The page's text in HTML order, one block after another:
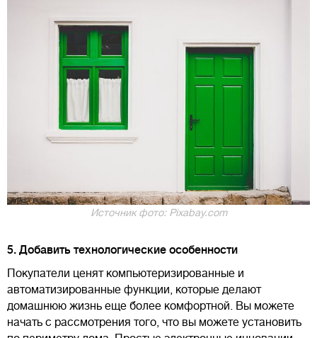
Источник фото: Pixabay.com
5. Добавить технологические особенности
Покупатели ценят компьютеризированные и
автоматизированные функции, которые делают
домашнюю жизнь еще более комфортной. Вы можете
начать с рассмотрения того, что вы можете установить